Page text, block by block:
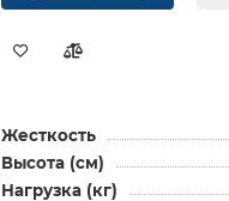
Жесткость
Высота (см)
Нагрузка (кг)